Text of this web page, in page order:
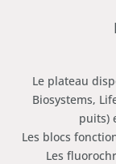
Le plateau
Biosystems,
puits)
Les blocs
Les